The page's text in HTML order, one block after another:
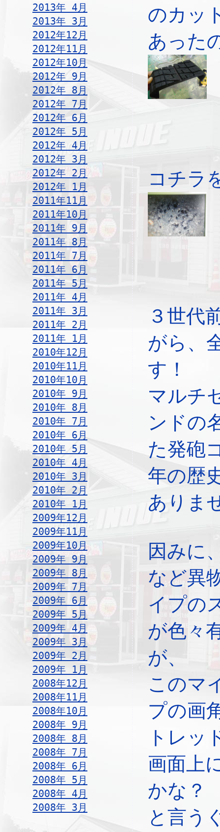
2013年 4月
2013年 3月
2012年12月
2012年11月
2012年10月
2012年 9月
2012年 8月
2012年 7月
2012年 6月
2012年 5月
2012年 4月
2012年 3月
2012年 2月
2012年 1月
2011年11月
2011年10月
2011年 9月
2011年 8月
2011年 7月
2011年 6月
2011年 5月
2011年 4月
2011年 3月
2011年 2月
2011年 1月
2010年12月
2010年11月
2010年10月
2010年 9月
2010年 8月
2010年 7月
2010年 6月
2010年 5月
2010年 4月
2010年 3月
2010年 2月
2010年 1月
2009年12月
2009年11月
2009年10月
2009年 9月
2009年 8月
2009年 7月
2009年 6月
2009年 5月
2009年 4月
2009年 3月
2009年 2月
2009年 1月
2008年12月
2008年11月
2008年10月
2008年 9月
2008年 8月
2008年 7月
2008年 6月
2008年 5月
2008年 4月
2008年 3月
のカッ
あった
コチラ
３世代
がら、
す！
マルチ
ンドの
た発砲
年の歴
ありま
因みに
など異
イプの
が色々
が、
このマ
プの画
トレッ
画面上
かな？
と言う